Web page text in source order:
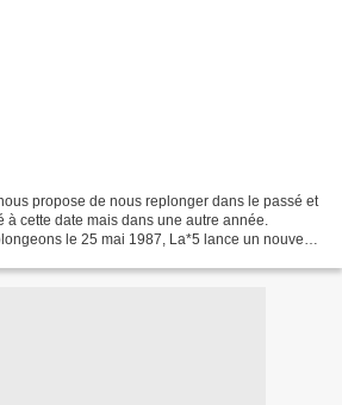
propose de nous replonger dans le passé et
à cette date mais dans une autre année.
le 25 mai 1987, La*5 lance un nouveau